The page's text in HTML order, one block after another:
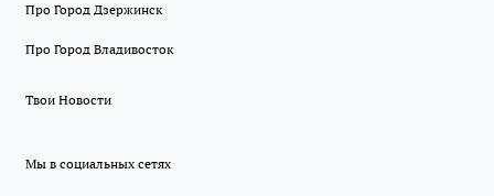
Про Город Дзержинск
Про Город Владивосток
Твои Новости
Мы в социальных сетях